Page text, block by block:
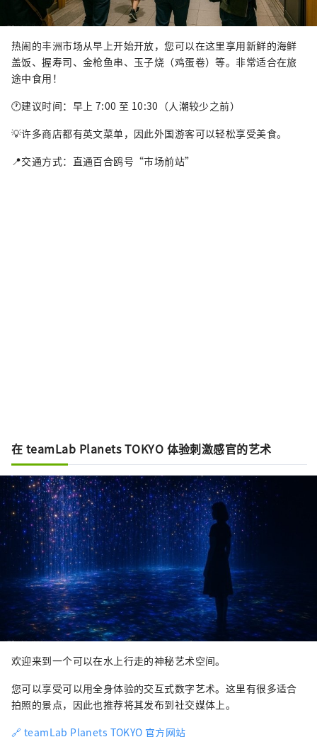
热闹的丰洲市场从早上开始开放，您可以在这里享用新鲜的海鲜
盖饭、握寿司、金枪鱼串、玉子烧（鸡蛋卷）等。非常适合在旅
途中食用！
🕐建议时间：早上 7:00 至 10:30（人潮较少之前）
💡许多商店都有英文菜单，因此外国游客可以轻松享受美食。
📍交通方式：直通百合鸥号“市场前站”
在 teamLab Planets TOKYO 体验刺激感官的艺术
欢迎来到一个可以在水上行走的神秘艺术空间。
您可以享受可以用全身体验的交互式数字艺术。这里有很多适合
拍照的景点，因此也推荐将其发布到社交媒体上。
🔗 teamLab Planets TOKYO 官方网站